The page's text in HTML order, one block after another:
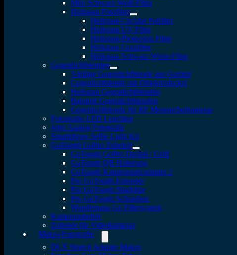
Milo Schwarz-Weiß-Filter
Heliopan Fotofilter
Heliopan Circular Polfilter
Heliopan UV-Filter
Heliopan-Protection Filter
Heliopan Graufilter
Heliopan Schwarz-Weiss-Filter
Gegenlichtblenden
3-teilige Gegenlichtblende aus Gummi
Gegenlichtblende mit Objektivdeckel
Heliopan Gegenlichtblenden
Bajonett Gegenlichtblenden
Gegenlichtblende für RF Messsucherkameras
Fotostudio LED Leuchten
Jobo Analog Fotografie
Smartphone Selfie Light Kit
GoTough GoPro Zubehör
GoTough GoPro Deckel / Griff
GoTough QR Halterung
GoTough Kamerastativadapter 2
Pro GoTough Extender
Pro GoTough Sharkbite
Pro GoTough Schrauben
Wonderpana Go Filtersystem
Kamerazubehör
Zubehör für Videokameras
Makro-Fotografie
DLX Stretch Adapter Makro